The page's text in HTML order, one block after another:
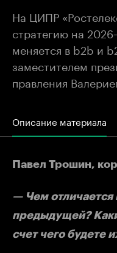
На ЦИПР
стратегию на
меняется в b2b и
заместителем
правления
Описание материала
Павел Трошин,
— Чем отличается
предыдущей?
счет чего будете